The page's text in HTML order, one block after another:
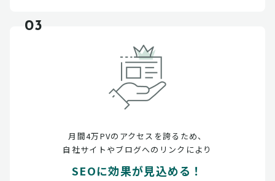
03
月間4万PVのアクセスを誇るため、
自社サイトやブログへのリンクにより
SEOに効果が見込める！